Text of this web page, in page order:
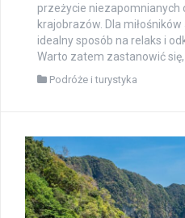
przeżycie niezapomnianych
krajobrazów. Dla
idealny sposób na relaks i
Warto zatem zastanowić się,
Podróże i turystyka